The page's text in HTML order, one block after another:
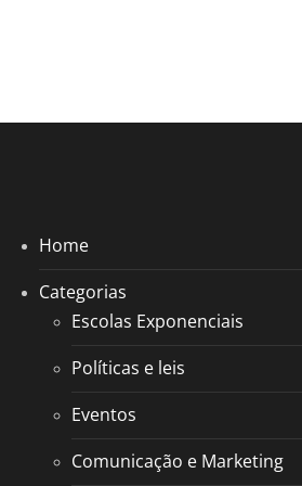
Home
Categorias
Escolas Exponenciais
Políticas e leis
Eventos
Comunicação e Marketing